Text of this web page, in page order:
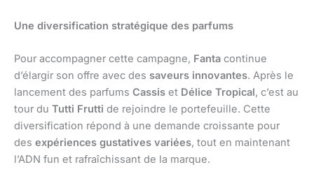
Une diversification stratégique des parfums
Pour accompagner cette campagne, Fanta continue
d’élargir son offre avec des saveurs innovantes. Après le
lancement des parfums Cassis et Délice Tropical, c’est au
tour du Tutti Frutti de rejoindre le portefeuille. Cette
diversification répond à une demande croissante pour
des expériences gustatives variées, tout en maintenant
l’ADN fun et rafraîchissant de la marque.